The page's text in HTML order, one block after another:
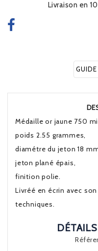
Livraison en
Médaille or jaune 750
poids 2.55 grammes,
diamétre du jeton 18
jeton plané épais,
finition polie.
Livréé en écrin avec
techniques.